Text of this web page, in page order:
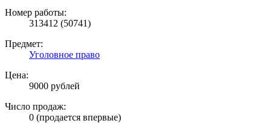
Номер работы:
313412 (50741)
Предмет:
Уголовное право
Цена:
9000 рублей
Число продаж:
0 (продается впервые)